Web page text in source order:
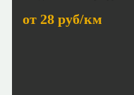
от 28 руб/км